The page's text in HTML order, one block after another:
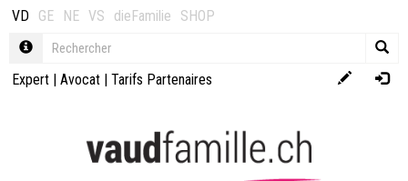
VD GE NE VS dieFamilie SHOP
Expert | Avocat | Tarifs Partenaires